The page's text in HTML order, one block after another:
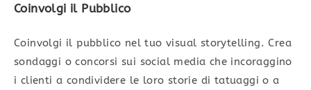
Coinvolgi il Pubblico
Coinvolgi il pubblico nel tuo visual storytelling. Crea
sondaggi o concorsi sui social media che incoraggino
i clienti a condividere le loro storie di tatuaggi o a